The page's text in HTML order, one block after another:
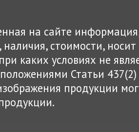
на сайте
наличия, стоимости,
каких условиях не
Статьи
продукции